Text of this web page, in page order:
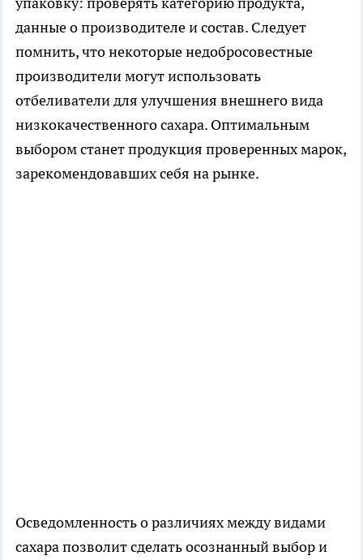
данные о производителе и состав. Следует
помнить, что некоторые недобросовестные
производители могут использовать
отбеливатели для улучшения внешнего вида
низкокачественного сахара. Оптимальным
выбором станет продукция проверенных марок,
зарекомендовавших себя на рынке.
Осведомленность о различиях между видами
сахара позволит сделать осознанный выбор и